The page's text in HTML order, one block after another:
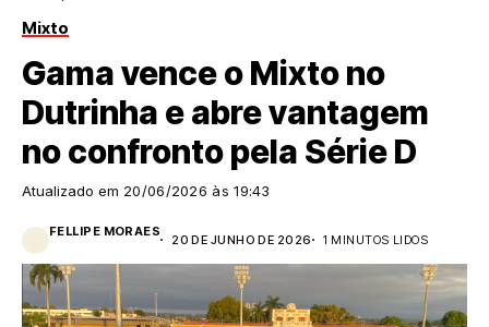
Mixto
Gama vence o Mixto no
Dutrinha e abre vantagem
no confronto pela Série D
Atualizado em 20/06/2026 às 19:43
FELLIPE MORAES
20 DE JUNHO DE 2026 1 MINUTOS LIDOS